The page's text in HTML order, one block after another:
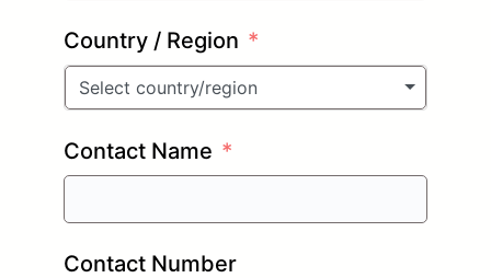
Country / Region
Select country/region
Contact Name
Contact Number